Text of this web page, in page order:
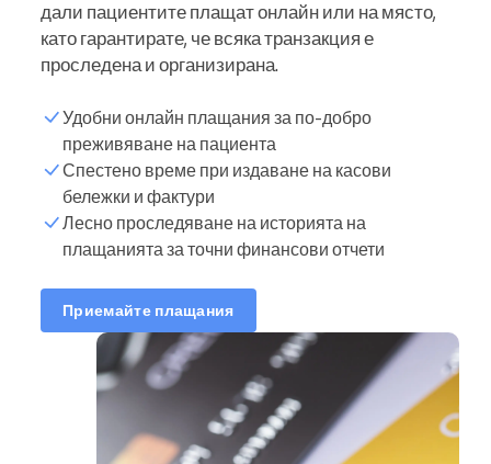
дали пациентите плащат онлайн или на място,
като гарантирате, че всяка транзакция е
проследена и организирана.
Удобни онлайн плащания за по-добро
преживяване на пациента
Спестено време при издаване на касови
бележки и фактури
Лесно проследяване на историята на
плащанията за точни финансови отчети
Приемайте плащания